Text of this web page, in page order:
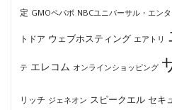
定 GMOペパボ NBCユニバーサル・エン
トドア ウェブホスティング エアトリ
テ エレコム オンラインショッピング
リッチ ジェネオン スピークエル セキ